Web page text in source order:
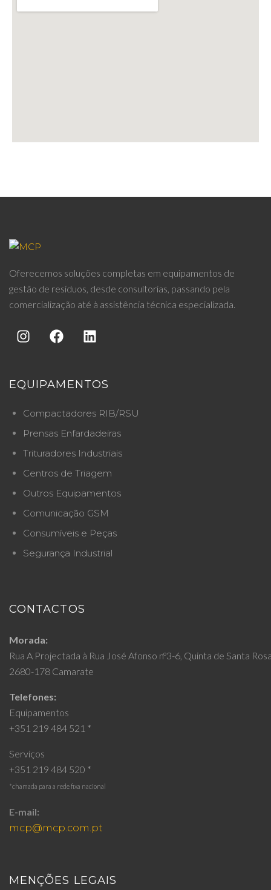
Oferecemos soluções completas em equipamentos de
gestão de resíduos, desde consultorias, passando pela
comercialização até à assistência técnica especializada.
EQUIPAMENTOS
Compactadores RIB/RSU
Prensas Enfardadeiras
Trituradores Industriais
Centros de Triagem
Outros Equipamentos
Comunicação GSM
Consumíveis e Peças
Segurança Industrial
CONTACTOS
Morada:
Rua A Projectada à Rua José Afonso nº3-6, Quinta de Santa
2680-178 Camarate
Telefones:
Equipamentos
+351 219 484 521 *
Serviços
+351 219 484 520 *
*chamada para a rede fixa nacional
E-mail:
mcp@mcp.com.pt
MENÇÕES LEGAIS